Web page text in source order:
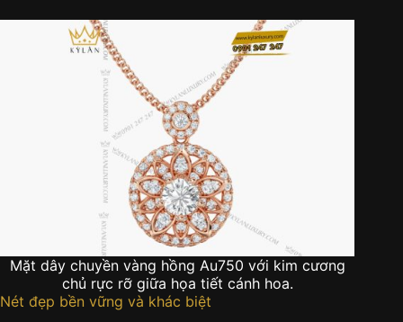
Mặt dây chuyền vàng hồng Au750 với kim cương
chủ rực rỡ giữa họa tiết cánh hoa.
Nét đẹp bền vững và khác biệt